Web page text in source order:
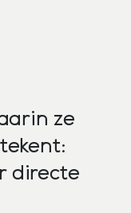
ze
directe